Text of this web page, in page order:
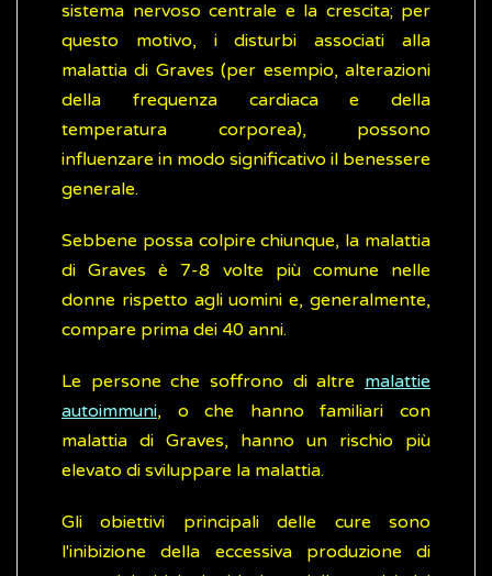
sistema nervoso centrale e la crescita; per
questo motivo, i disturbi associati alla
malattia di Graves (per esempio, alterazioni
della frequenza cardiaca e della
temperatura corporea), possono
influenzare in modo significativo il benessere
generale.
Sebbene possa colpire chiunque, la malattia
di Graves è 7-8 volte più comune nelle
donne rispetto agli uomini e, generalmente,
compare prima dei 40 anni.
Le persone che soffrono di altre malattie
autoimmuni, o che hanno familiari con
malattia di Graves, hanno un rischio più
elevato di sviluppare la malattia.
Gli obiettivi principali delle cure sono
l'inibizione della eccessiva produzione di